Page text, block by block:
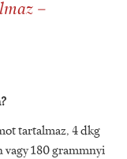
–
tartalmaz, 4 dkg
vagy 180 grammnyi